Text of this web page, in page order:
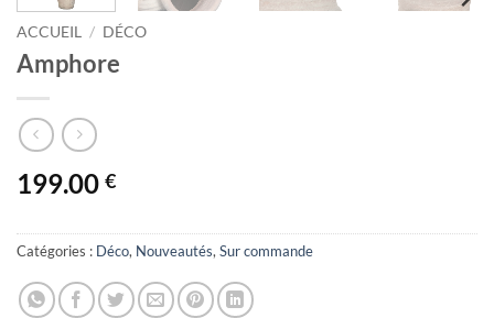
ACCUEIL / DÉCO
Amphore
199.00 €
Catégories : Déco, Nouveautés, Sur commande